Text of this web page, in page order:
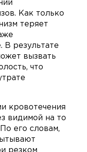
Как только
теряет
В результате
вызвать
что
кровотечения
видимой на то
его словам,
резком